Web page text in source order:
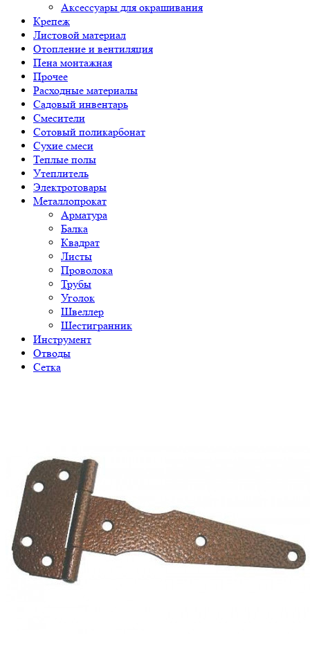
Аксессуары для окрашивания
Крепеж
Листовой материал
Отопление и вентиляция
Пена монтажная
Прочее
Расходные материалы
Садовый инвентарь
Смесители
Сотовый поликарбонат
Сухие смеси
Теплые полы
Утеплитель
Электротовары
Металлопрокат
Арматура
Балка
Квадрат
Листы
Проволока
Трубы
Уголок
Швеллер
Шестигранник
Инструмент
Отводы
Сетка